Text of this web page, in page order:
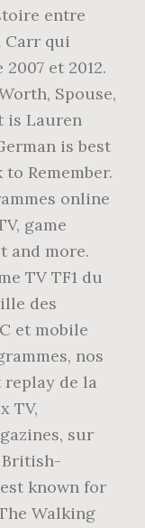
entre
Carr qui
et 2012.
Spouse,
is Lauren
is best
Remember.
online
game
and more.
TV TF1 du
des
et mobile
nos
de la
TV,
sur
British-
known for
Walking